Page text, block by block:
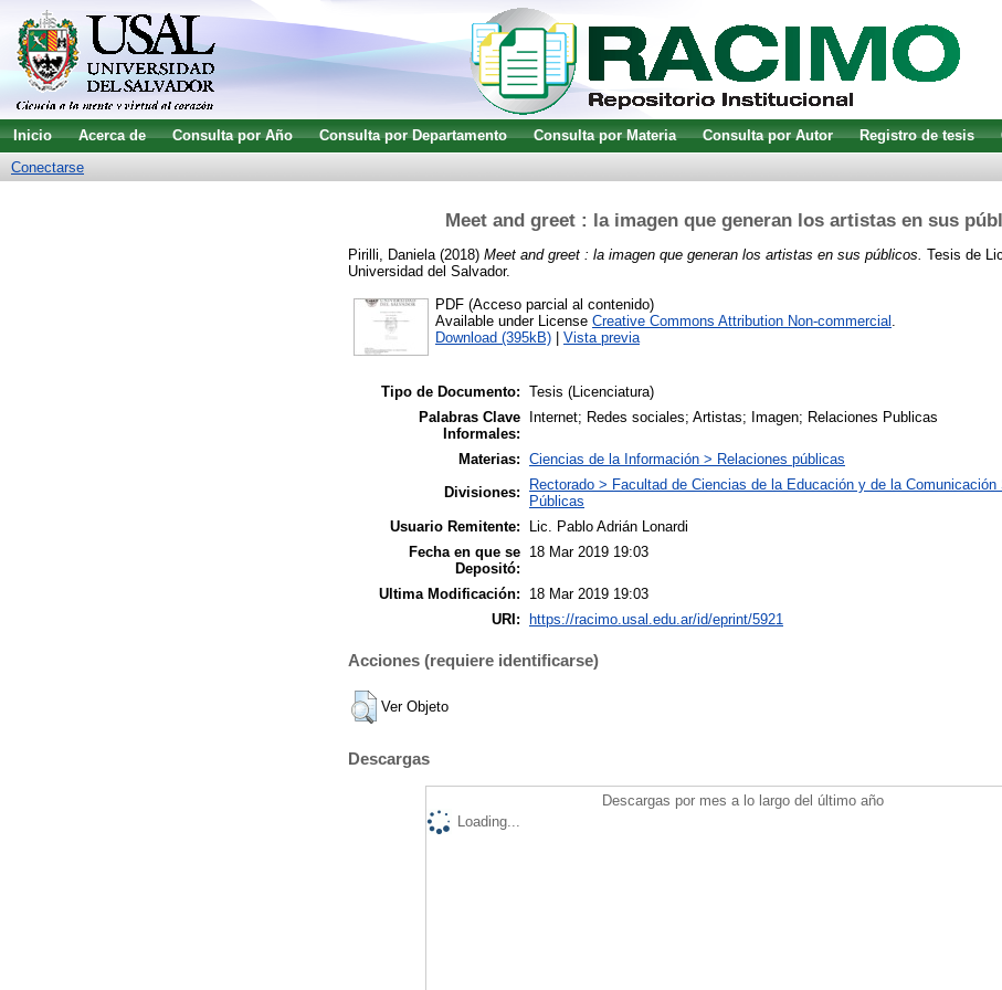
Inicio Acerca de Consulta por Año Consulta por Departamento Consulta por Materia Consulta por Autor Registro de tesis
Conectarse
Meet and greet : la imagen que generan los artistas en sus
Pirilli, Daniela (2018) Meet and greet : la imagen que generan los artistas en sus públicos. Tesis de
Universidad del Salvador.
PDF (Acceso parcial al contenido)
Available under License Creative Commons Attribution Non-commercial .
Download (395kB)
Vista previa
Tipo de Documento: Tesis (Licenciatura)
Palabras Clave
Informales:
Internet; Redes sociales; Artistas; Imagen; Relaciones Publicas
Materias: Ciencias de la Información > Relaciones públicas
Divisiones:
Rectorado > Facultad de Ciencias de la Educación y de la
Públicas
Usuario Remitente:
Lic. Pablo Adrián Lonardi
Fecha en que se
Depositó:
18 Mar 2019 19:03
Ultima Modificación:
18 Mar 2019 19:03
URI:
https://racimo.usal.edu.ar/id/eprint/5921
Acciones (requiere identificarse)
Ver Objeto
Descargas
Descargas por mes a lo largo del último año
Loading...